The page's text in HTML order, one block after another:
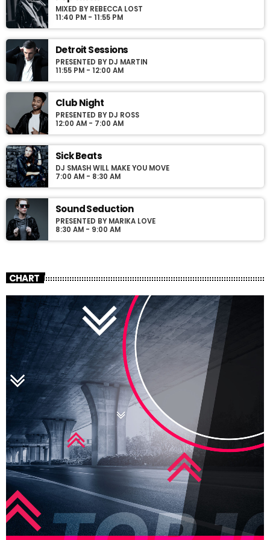
Podcasts, Articles and Charts by simply choosing a category.
Curabitur id lacus felis. Sed justo mauris, auctor eget tellus nec,
justo. Aliquam semper faucibus odio id varius. Suspendisse
varius laoreet sodales.
MIXED BY REBECCA LOST
11:40 PM - 11:55 PM
Detroit Sessions
PRESENTED BY DJ MARTIN
11:55 PM - 12:00 AM
Club Night
PRESENTED BY DJ ROSS
12:00 AM - 7:00 AM
Sick Beats
DJ SMASH WILL MAKE YOU MOVE
7:00 AM - 8:30 AM
Sound Seduction
PRESENTED BY MARIKA LOVE
8:30 AM - 9:00 AM
CHART